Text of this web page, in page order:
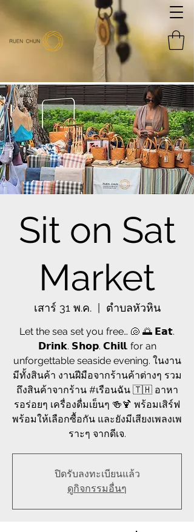
Sit on Sat
Market
เสาร์ 31 พ.ค.
  |
ตำบลหัวหิน
Let the sea set you free… 🐚 🌅 𝗘𝗮𝘁.
𝗗𝗿𝗶𝗻𝗸. 𝗦𝗵𝗼𝗽. 𝗖𝗵𝗶𝗹𝗹. for an
unforgettable seaside evening. ในงาน
มีทั้งสินค้า งานฝีมือจากร้านค้าต่างๆ รวม
ถึงสินค้าจากร้าน #เรือนฉัน 🇹🇭 อาหา
รอร่อยๆ เครื่องดื่มเย็นๆ 🍻🍹 พร้อมเสิร์ฟ
พร้อมให้เลือกซื้อกัน และยังมีเสียงเพลงเพ
ราะๆ จากดีเจ.
ปิดรับลงทะเบียนแล้ว
ดูกิจกรรมอื่นๆ